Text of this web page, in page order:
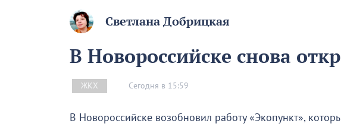
Светлана Добрицкая
В Новороссийске снова
ЖКХ Сегодня в 15:59
В Новороссийске возобновил работу «Экопункт»,